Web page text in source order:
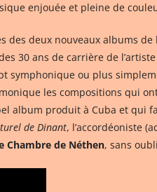
enjouée et pleine de
des deux nouveaux albums de
30 ans de carrière de
symphonique ou plus
les compositions qui
album produit à Cuba et qui
de Dinant, l’accordéoniste
Chambre de Néthen, sans